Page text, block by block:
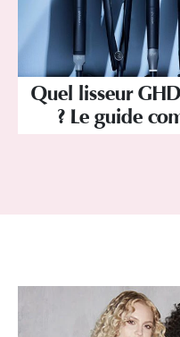
Quel lisseur
? Le guide